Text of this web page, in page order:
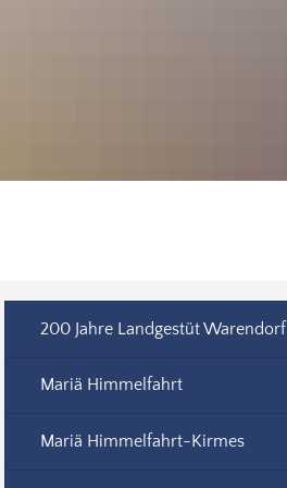
200 Jahre Landgestüt Warendorf
Mariä Himmelfahrt
Mariä Himmelfahrt-Kirmes